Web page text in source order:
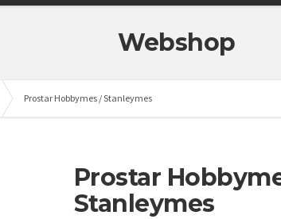
Webshop
Prostar Hobbymes / Stanleymes
Prostar
Stanleymes